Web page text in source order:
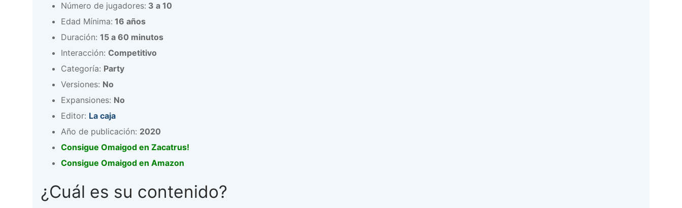
Número de jugadores: 3 a 10
Edad Mínima: 16 años
Duración: 15 a 60 minutos
Interacción: Competitivo
Categoría: Party
Versiones: No
Expansiones: No
Editor: La caja
Año de publicación: 2020
Consigue Omaigod en Zacatrus!
Consigue Omaigod en Amazon
¿Cuál es su contenido?